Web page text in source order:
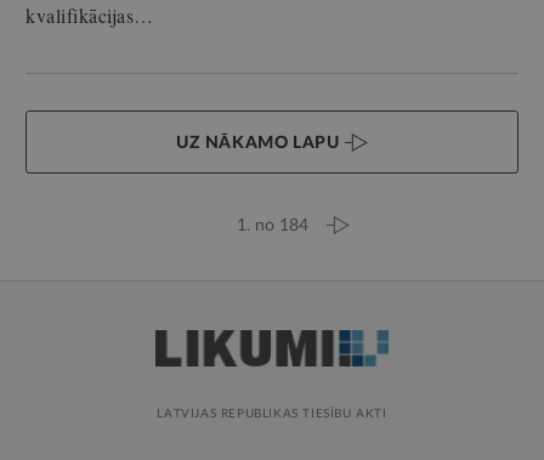
kvalifikācijas…
UZ NĀKAMO LAPU
1. no 184
LATVIJAS REPUBLIKAS TIESĪBU AKTI